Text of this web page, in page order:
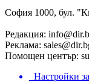
София 1000, бул.
Редакция:
Реклама:
Помощен център:
Настройки